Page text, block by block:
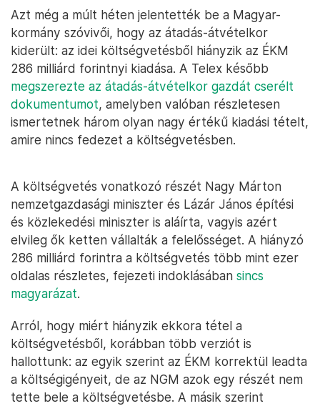
Azt még a múlt héten jelentették be a Magyar-
kormány szóvivői, hogy az átadás-átvételkor
kiderült: az idei költségvetésből hiányzik az ÉKM
286 milliárd forintnyi kiadása. A Telex később
megszerezte az átadás-átvételkor gazdát cserélt
dokumentumot, amelyben valóban részletesen
ismertetnek három olyan nagy értékű kiadási tételt,
amire nincs fedezet a költségvetésben.
A költségvetés vonatkozó részét Nagy Márton
nemzetgazdasági miniszter és Lázár János építési
és közlekedési miniszter is aláírta, vagyis azért
elvileg ők ketten vállalták a felelősséget. A hiányzó
286 milliárd forintra a költségvetés több mint ezer
oldalas részletes, fejezeti indoklásában sincs
magyarázat.
Arról, hogy miért hiányzik ekkora tétel a
költségvetésből, korábban több verziót is
hallottunk: az egyik szerint az ÉKM korrektül leadta
a költségigényeit, de az NGM azok egy részét nem
tette bele a költségvetésbe. A másik szerint